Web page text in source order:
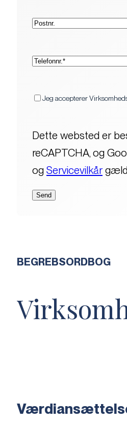
Postnr.
Telefon*
Jeg accepterer
Dette websted er
reCAPTCHA, og
og Servicevilkår
BEGREBSORDBOG